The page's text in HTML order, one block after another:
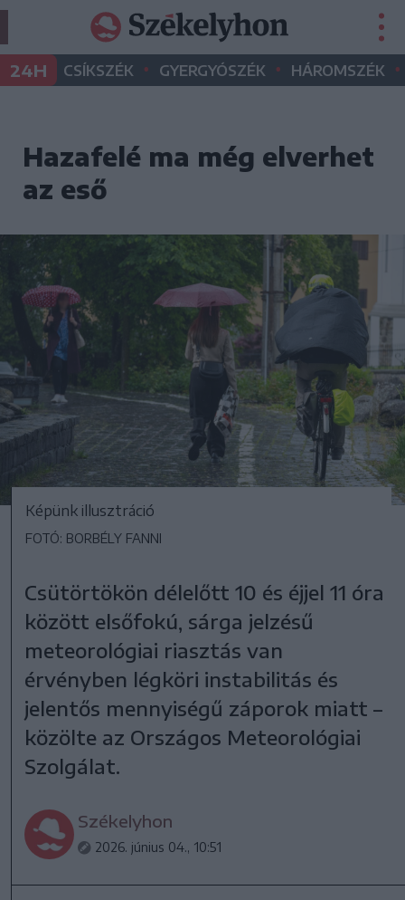
24H CSÍKSZÉK • GYERGYÓSZÉK • HÁROMSZÉK •
Hazafelé ma még elverhet
az eső
Képünk illusztráció
FOTÓ: BORBÉLY FANNI
Csütörtökön délelőtt 10 és éjjel 11 óra
között elsőfokú, sárga jelzésű
meteorológiai riasztás van
érvényben légköri instabilitás és
jelentős mennyiségű záporok miatt –
közölte az Országos Meteorológiai
Szolgálat.
Székelyhon
2026. június 04., 10:51